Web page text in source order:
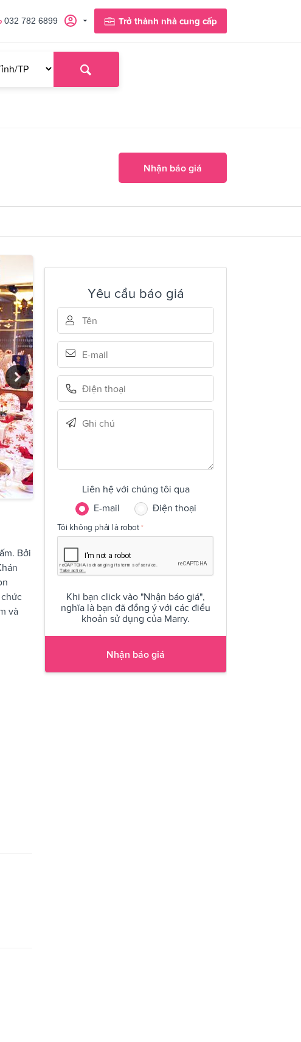
Trở thành nhà cung cấp
032 782 6899
Nhận báo giá
Bởi
và
Yêu cầu báo giá
Liên hệ với chúng tôi qua
E-mail
Điện thoại
Tôi không phải là robot
Khi bạn click vào "Nhận báo giá",
nghĩa là bạn đã đồng ý với các điều
khoản sử dụng của Marry.
Nhận báo giá